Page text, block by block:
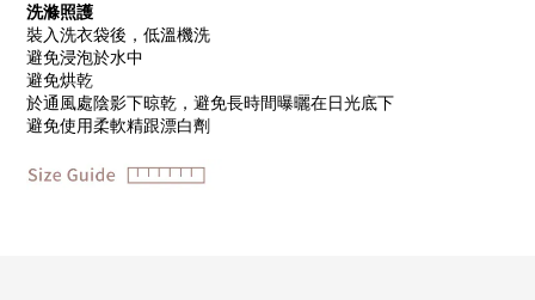
洗滌照護
裝入洗衣袋後，低溫機洗
避免浸泡於水中
避免烘乾
於通風處陰影下晾乾，避免長時間曝曬在日光底下
避免使用柔軟精跟漂白劑